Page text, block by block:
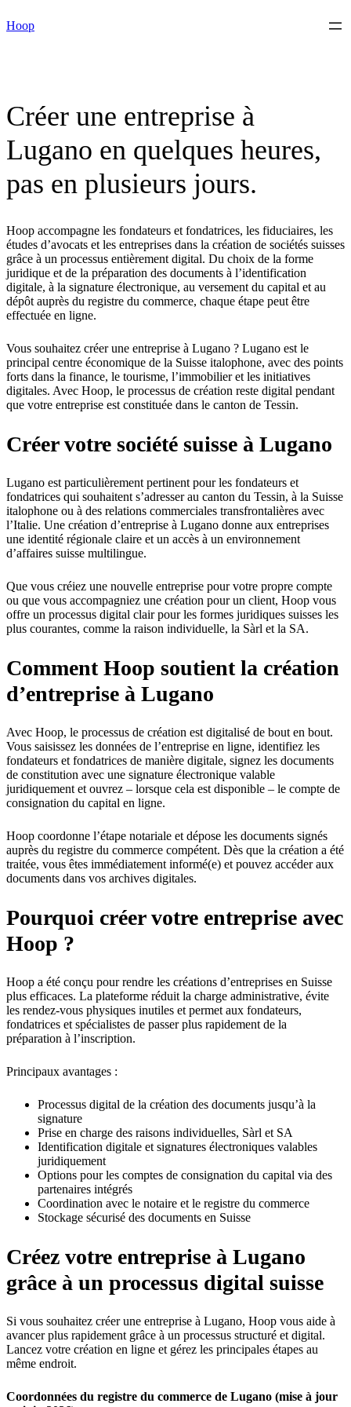
to
Hoop
Créer une entreprise à
Lugano en quelques heures,
pas en plusieurs jours.
Hoop accompagne les fondateurs et fondatrices, les fiduciaires, les
études d’avocats et les entreprises dans la création de sociétés suisses
grâce à un processus entièrement digital. Du choix de la forme
juridique et de la préparation des documents à l’identification
digitale, à la signature électronique, au versement du capital et au
dépôt auprès du registre du commerce, chaque étape peut être
effectuée en ligne.
Vous souhaitez créer une entreprise à Lugano ? Lugano est le
principal centre économique de la Suisse italophone, avec des points
forts dans la finance, le tourisme, l’immobilier et les initiatives
digitales. Avec Hoop, le processus de création reste digital pendant
que votre entreprise est constituée dans le canton de Tessin.
Créer votre société suisse à Lugano
Lugano est particulièrement pertinent pour les fondateurs et
fondatrices qui souhaitent s’adresser au canton du Tessin, à la Suisse
italophone ou à des relations commerciales transfrontalières avec
l’Italie. Une création d’entreprise à Lugano donne aux entreprises
une identité régionale claire et un accès à un environnement
d’affaires suisse multilingue.
Que vous créiez une nouvelle entreprise pour votre propre compte
ou que vous accompagniez une création pour un client, Hoop vous
offre un processus digital clair pour les formes juridiques suisses les
plus courantes, comme la raison individuelle, la Sàrl et la SA.
Comment Hoop soutient la création
d’entreprise à Lugano
Avec Hoop, le processus de création est digitalisé de bout en bout.
Vous saisissez les données de l’entreprise en ligne, identifiez les
fondateurs et fondatrices de manière digitale, signez les documents
de constitution avec une signature électronique valable
juridiquement et ouvrez – lorsque cela est disponible – le compte de
consignation du capital en ligne.
Hoop coordonne l’étape notariale et dépose les documents signés
auprès du registre du commerce compétent. Dès que la création a été
traitée, vous êtes immédiatement informé(e) et pouvez accéder aux
documents dans vos archives digitales.
Pourquoi créer votre entreprise avec
Hoop ?
Hoop a été conçu pour rendre les créations d’entreprises en Suisse
plus efficaces. La plateforme réduit la charge administrative, évite
les rendez-vous physiques inutiles et permet aux fondateurs,
fondatrices et spécialistes de passer plus rapidement de la
préparation à l’inscription.
Principaux avantages :
Processus digital de la création des documents jusqu’à la
signature
Prise en charge des raisons individuelles, Sàrl et SA
Identification digitale et signatures électroniques valables
juridiquement
Options pour les comptes de consignation du capital via des
partenaires intégrés
Coordination avec le notaire et le registre du commerce
Stockage sécurisé des documents en Suisse
Créez votre entreprise à Lugano
grâce à un processus digital suisse
Si vous souhaitez créer une entreprise à Lugano, Hoop vous aide à
avancer plus rapidement grâce à un processus structuré et digital.
Lancez votre création en ligne et gérez les principales étapes au
même endroit.
Coordonnées du registre du commerce de Lugano (mise à jour